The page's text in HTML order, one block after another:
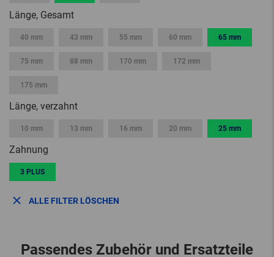
Länge, Gesamt
40 mm 43 mm 55 mm 60 mm 65 mm
75 mm 88 mm 170 mm 172 mm
175 mm
Länge, verzahnt
10 mm 13 mm 16 mm 20 mm 25 mm
Zahnung
3 PLUS
ALLE FILTER LÖSCHEN
Passendes Zubehör und Ersatzteile